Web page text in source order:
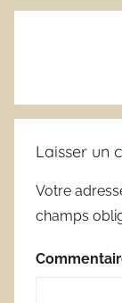
Laisser un
Votre
champs